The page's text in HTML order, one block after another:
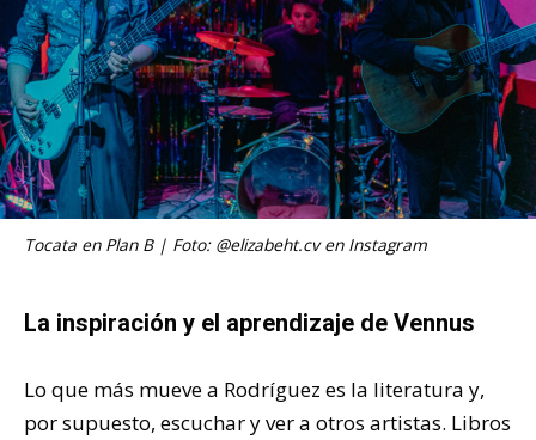
Tocata en Plan B | Foto: @elizabeht.cv en Instagram
La inspiración y el aprendizaje de Vennus
Lo que más mueve a Rodríguez es la literatura y,
por supuesto, escuchar y ver a otros artistas. Libros